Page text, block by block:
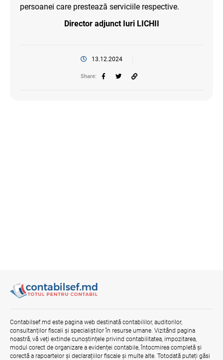
persoanei care prestează serviciile respective.
Director adjunct Iuri LICHII
13.12.2024
Share:
Contabilsef.md este pagina web destinată contabililor, auditorilor,
consultanților fiscali și specialiștilor în resurse umane. Vizitând pagina
noastră, vă veți extinde cunoștințele privind contabilitatea, impozitarea,
modul corect de organizare a evidenței contabile, întocmirea completă și
corectă a rapoartelor și declarațiilor fiscale și multe alte. Totodată puteți găsi